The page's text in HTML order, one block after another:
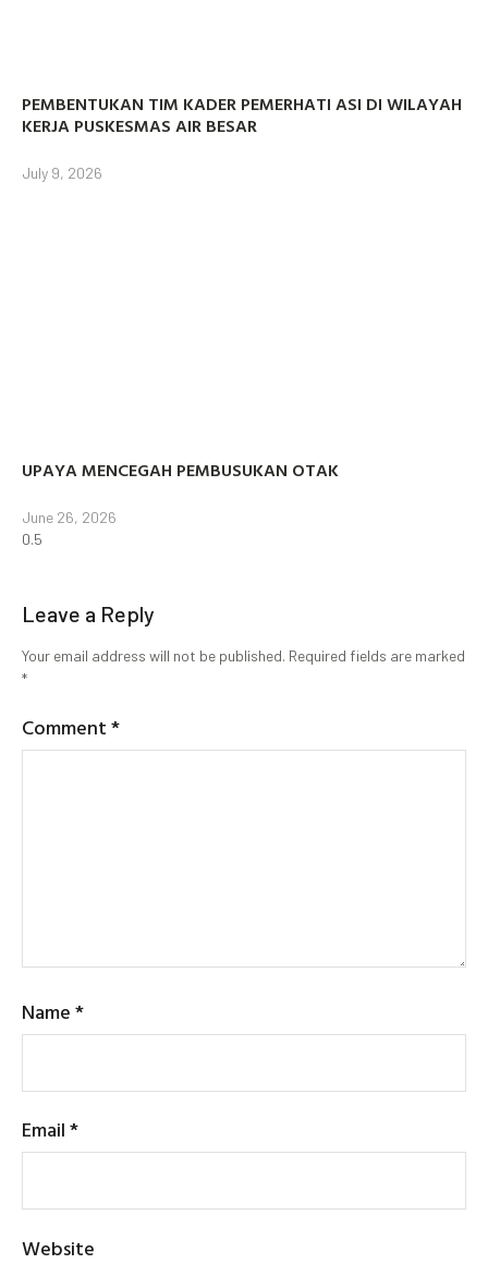
PEMBENTUKAN TIM KADER PEMERHATI ASI DI WILAYAH
KERJA PUSKESMAS AIR BESAR
July 9, 2026
UPAYA MENCEGAH PEMBUSUKAN OTAK
June 26, 2026
Leave a Reply
Your email address will not be published. Required fields are marked
*
Comment*
Name*
Email*
Website